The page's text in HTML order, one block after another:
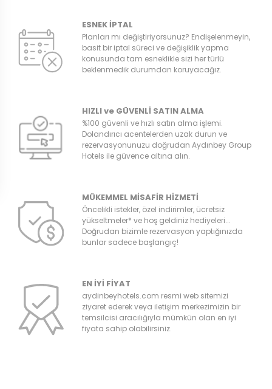
ESNEK İPTAL
Planları mı değiştiriyorsunuz? Endişelenmeyin,
basit bir iptal süreci ve değişiklik yapma
konusunda tam esneklikle sizi her türlü
beklenmedik durumdan koruyacağız.
HIZLI ve GÜVENLİ SATIN ALMA
%100 güvenli ve hızlı satın alma işlemi.
Dolandırıcı acentelerden uzak durun ve
rezervasyonunuzu doğrudan Aydınbey Group
Hotels ile güvence altına alın.
MÜKEMMEL MİSAFİR HİZMETİ
Öncelikli istekler, özel indirimler, ücretsiz
yükseltmeler* ve hoş geldiniz hediyeleri...
Doğrudan bizimle rezervasyon yaptığınızda
bunlar sadece başlangıç!
EN İYİ FİYAT
aydinbeyhotels.com resmi web sitemizi
ziyaret ederek veya iletişim merkezimizin bir
temsilcisi aracılığıyla mümkün olan en iyi
fiyata sahip olabilirsiniz.